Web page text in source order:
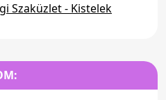
Szaküzlet - Kistelek